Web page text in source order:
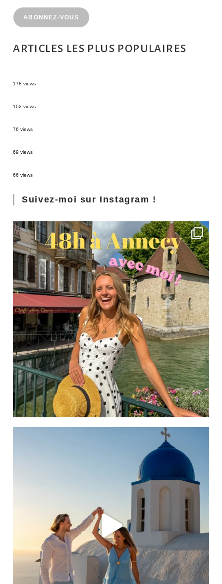
ABONNEZ-VOUS
ARTICLES LES PLUS POPULAIRES
178 views
102 views
76 views
69 views
66 views
Suivez-moi sur Instagram !